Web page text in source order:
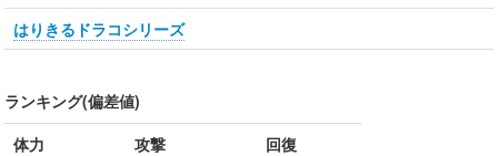
はりきるドラコシリーズ
ランキング(偏差値)
体力
攻撃
回復